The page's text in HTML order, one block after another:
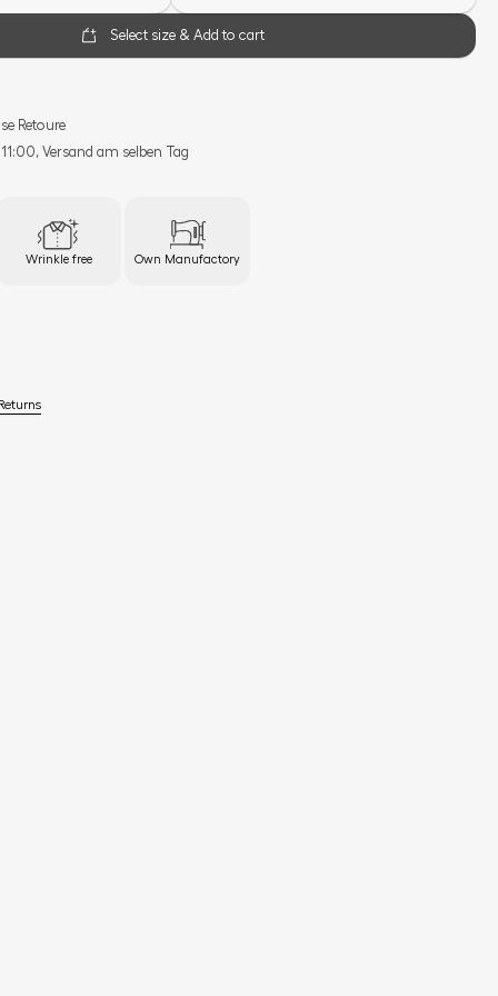
Select size & Add to cart
Retoure
Versand am selben Tag
Wrinkle free Own Manufactory